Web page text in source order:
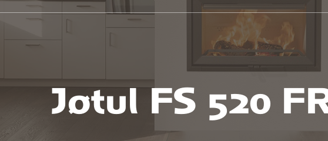
Jøtul FS 520